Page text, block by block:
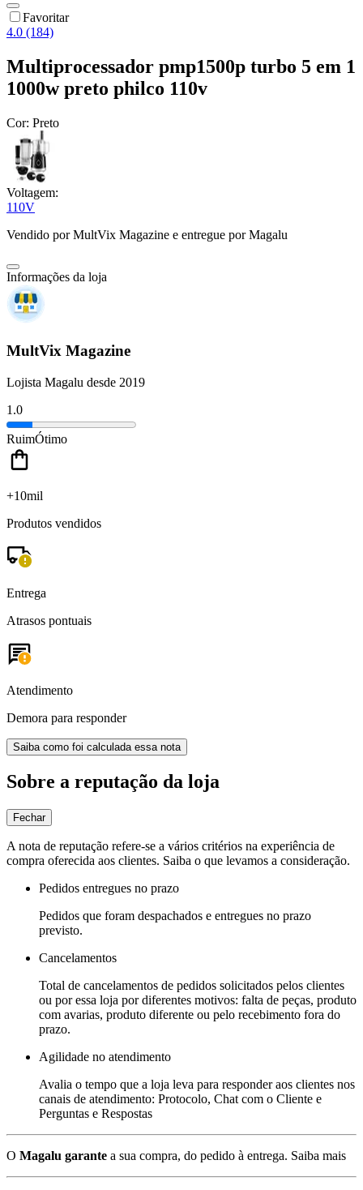
Favoritar
4.0 (184)
Multiprocessador pmp1500p turbo 5 em 1
1000w preto philco 110v
Cor: Preto
Voltagem:
110V
Vendido porMultVix Magazine e entregue por Magalu
Informações da loja
MultVix Magazine
Lojista Magalu desde 2019
1.0
RuimÓtimo
+10mil
Produtos vendidos
Entrega
Atrasos pontuais
Atendimento
Demora para responder
Saiba como foi calculada essa nota
Sobre a reputação da loja
Fechar
A nota de reputação refere-se a vários critérios na experiência de
compra oferecida aos clientes. Saiba o que levamos a consideração.
Pedidos entregues no prazo
Pedidos que foram despachados e entregues no prazo
previsto.
Cancelamentos
Total de cancelamentos de pedidos solicitados pelos clientes
ou por essa loja por diferentes motivos: falta de peças, produto
com avarias, produto diferente ou pelo recebimento fora do
prazo.
Agilidade no atendimento
Avalia o tempo que a loja leva para responder aos clientes nos
canais de atendimento: Protocolo, Chat com o Cliente e
Perguntas e Respostas
O Magalu garante a sua compra, do pedido à entrega. Saiba mais